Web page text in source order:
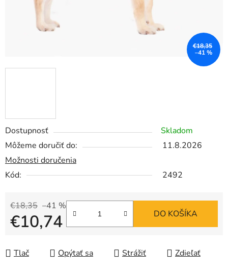
Dostupnosť
Skladom
Môžeme doručiť do:
11.8.2026
Možnosti doručenia
Kód:
2492
€18,35 –41 %
€10,74 DO KOŠÍKA
Tlač Opýtať sa Strážiť Zdieľať
€18,35
–41 %